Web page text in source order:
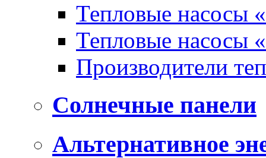
Тепловые насосы
Тепловые насосы
Производители
Солнечные панели
Альтернативное